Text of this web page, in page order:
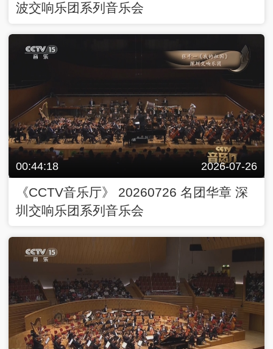
波交响乐团系列音乐会
00:44:18 2026-07-26
《CCTV音乐厅》 20260726 名团华章 深
圳交响乐团系列音乐会